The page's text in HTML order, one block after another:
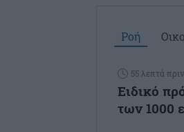
Ροή
55 λεπτά πριν
Ειδικό
των 1000